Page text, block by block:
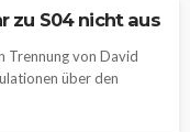
zu S04 nicht aus
Trennung von David
über den